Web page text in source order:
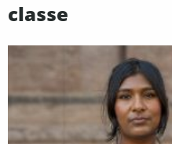
classe